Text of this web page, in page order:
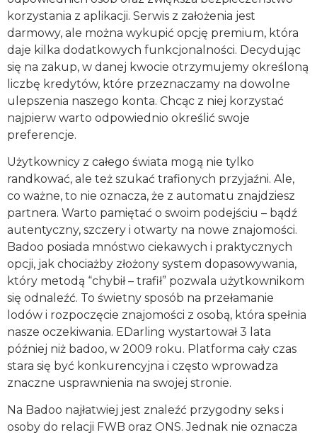
korzystania z aplikacji. Serwis z założenia jest
darmowy, ale można wykupić opcję premium, która
daje kilka dodatkowych funkcjonalności. Decydując
się na zakup, w danej kwocie otrzymujemy określoną
liczbę kredytów, które przeznaczamy na dowolne
ulepszenia naszego konta. Chcąc z niej korzystać
najpierw warto odpowiednio określić swoje
preferencje.
Użytkownicy z całego świata mogą nie tylko
randkować, ale też szukać trafionych przyjaźni. Ale,
co ważne, to nie oznacza, że z automatu znajdziesz
partnera. Warto pamiętać o swoim podejściu – bądź
autentyczny, szczery i otwarty na nowe znajomości.
Badoo posiada mnóstwo ciekawych i praktycznych
opcji, jak chociażby złożony system dopasowywania,
który metodą “chybił – trafił” pozwala użytkownikom
się odnaleźć. To świetny sposób na przełamanie
lodów i rozpoczęcie znajomości z osobą, która spełnia
nasze oczekiwania. EDarling wystartował 3 lata
później niż badoo, w 2009 roku. Platforma cały czas
stara się być konkurencyjna i często wprowadza
znaczne usprawnienia na swojej stronie.
Na Badoo najłatwiej jest znaleźć przygodny seks i
osoby do relacji FWB oraz ONS. Jednak nie oznacza